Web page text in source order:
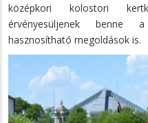
középkori kolostori
érvényesüljenek benne
hasznosítható megoldások is.